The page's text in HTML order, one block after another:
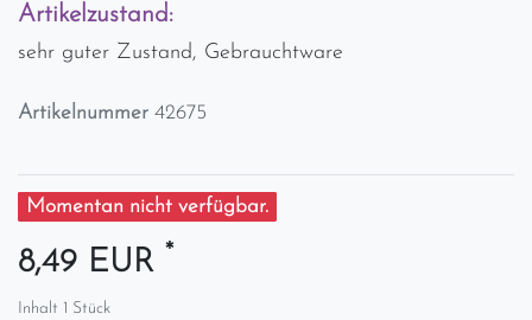
Artikelzustand:
sehr guter Zustand, Gebrauchtware
Artikelnummer 42675
Momentan nicht verfügbar.
8,49 EUR *
Inhalt 1 Stück